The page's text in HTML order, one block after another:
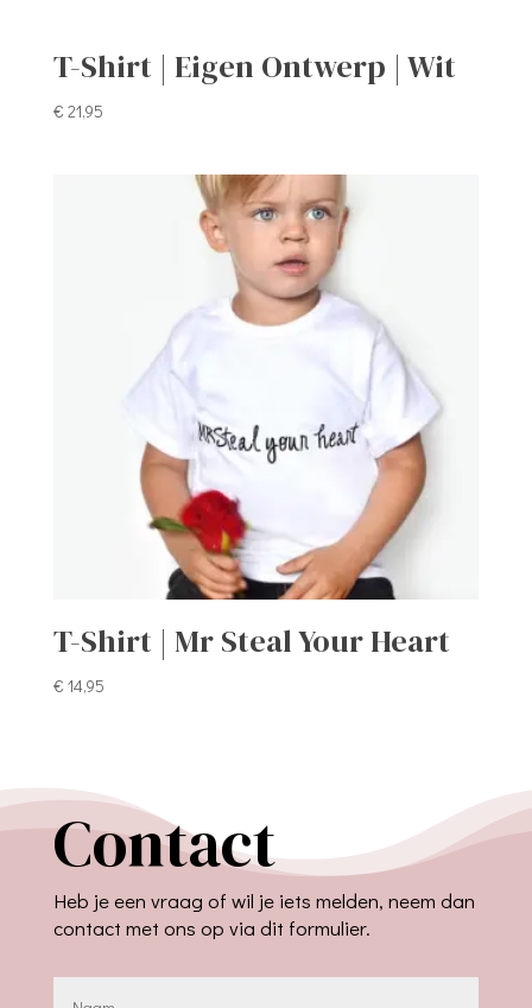
T-Shirt | Eigen Ontwerp | Wit
€ 21,95
T-Shirt | Mr Steal Your Heart
€ 14,95
Contact
Heb je een vraag of wil je iets melden, neem dan
contact met ons op via dit formulier.